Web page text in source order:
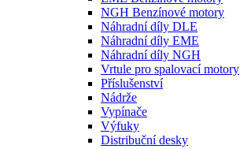
NGH Benzínové motory
Náhradní díly DLE
Náhradní díly EME
Náhradní díly NGH
Vrtule pro spalovací motory
Příslušenství
Nádrže
Vypínače
Výfuky
Distribuční desky